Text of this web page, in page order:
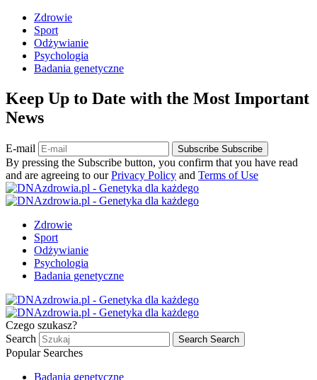
Zdrowie
Sport
Odżywianie
Psychologia
Badania genetyczne
Keep Up to Date with the Most Important
News
E-mail Subscribe Subscribe
By pressing the Subscribe button, you confirm that you have read
and are agreeing to ourPrivacy Policy and Terms of Use
Zdrowie
Sport
Odżywianie
Psychologia
Badania genetyczne
Czego szukasz?
Search
Search Search
Popular Searches
Badania genetyczne